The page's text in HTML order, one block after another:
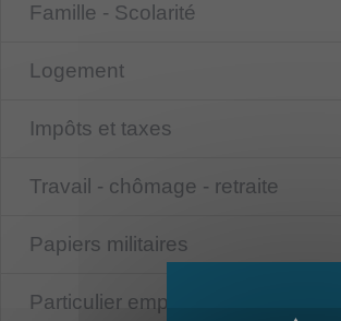
Famille - Scolarité
Logement
Impôts et taxes
Travail - chômage - retraite
Papiers militaires
Particulier employeur